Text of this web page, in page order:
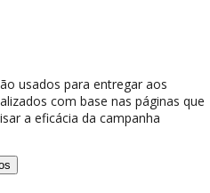
usados para entregar aos
com base nas páginas que
a eficácia da campanha